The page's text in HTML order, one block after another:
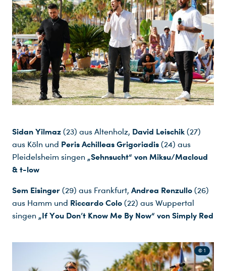
Sidan Yilmaz (23) aus Altenholz, David Leischik (27)
aus Köln und Peris Achilleas Grigoriadis (24) aus
Pleidelsheim singen „Sehnsucht“ von Miksu/Macloud
& t-low
Sem Eisinger (29) aus Frankfurt, Andrea Renzullo (26)
aus Hamm und Riccardo Colo (22) aus Wuppertal
singen „If You Don’t Know Me By Now“ von Simply Red
© 1